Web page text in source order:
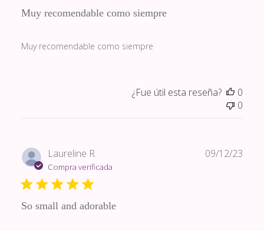
Muy recomendable como siempre
Muy recomendable como siempre
¿Fue útil esta reseña?
0
0
Laureline R.
Compra verificada
So small and adorable
09/12/23